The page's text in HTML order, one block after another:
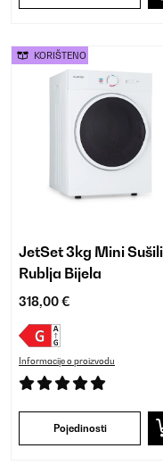
JetSet 3kg Mini
Rublja Bijela
318,00 €
Informacije o proizvodu
Pojedinosti
KORIŠTENO